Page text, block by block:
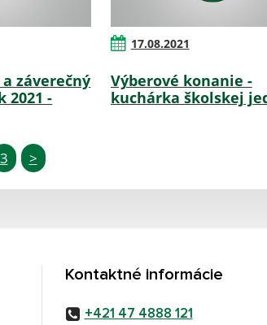
záverečný
2021 -
17.08.2021
Výberové konanie -
kuchárka školskej
3 >
Kontaktné informácie
+421 47 4888 121